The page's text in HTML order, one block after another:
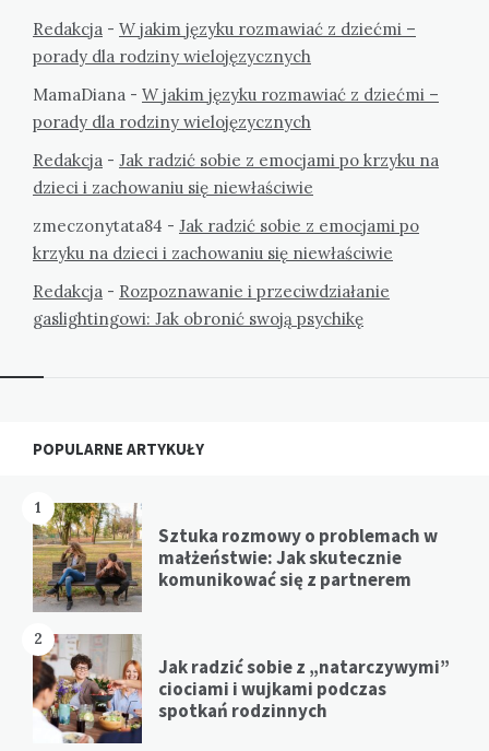
Redakcja - W jakim języku rozmawiać z dziećmi –
porady dla rodziny wielojęzycznych
MamaDiana - W jakim języku rozmawiać z dziećmi –
porady dla rodziny wielojęzycznych
Redakcja - Jak radzić sobie z emocjami po krzyku na
dzieci i zachowaniu się niewłaściwie
zmeczonytata84 - Jak radzić sobie z emocjami po
krzyku na dzieci i zachowaniu się niewłaściwie
Redakcja - Rozpoznawanie i przeciwdziałanie
gaslightingowi: Jak obronić swoją psychikę
Widgets
POPULARNE ARTYKUŁY
1
Sztuka rozmowy o problemach w
małżeństwie: Jak skutecznie
komunikować się z partnerem
2
Jak radzić sobie z „natarczywymi”
ciociami i wujkami podczas
spotkań rodzinnych